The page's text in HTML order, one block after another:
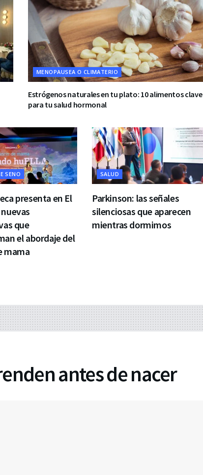
MENOPAUSEA O CLIMATERIO
Estrógenos naturales en tu plato: 10 alimentos clave
para tu salud hormonal
SENO
presenta en El
que
el abordaje del
mama
SALUD
Parkinson: las señales
silenciosas que aparecen
mientras dormimos
antes de nacer